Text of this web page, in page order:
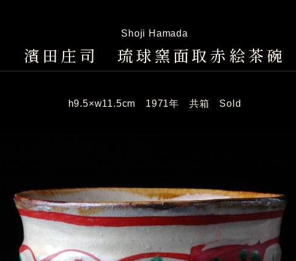
Shoji Hamada
濱田庄司 琉球窯面取赤絵茶碗
h9.5×w11.5cm 1971年 共箱 Sold